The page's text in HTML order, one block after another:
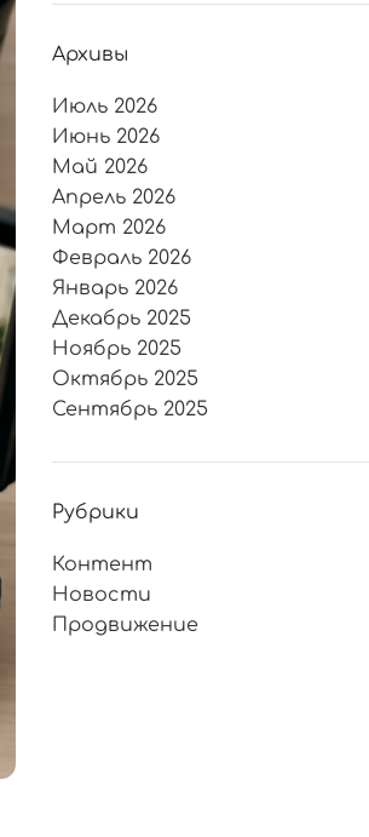
Архивы
Июль 2026
Июнь 2026
Май 2026
Апрель 2026
Март 2026
Февраль 2026
Январь 2026
Декабрь 2025
Ноябрь 2025
Октябрь 2025
Сентябрь 2025
Рубрики
Контент
Новости
Продвижение